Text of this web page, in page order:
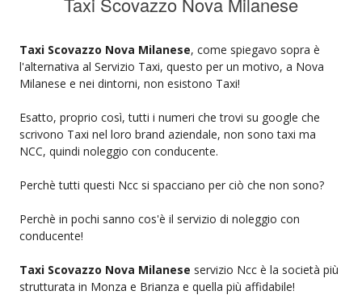
Taxi Scovazzo Nova Milanese, come spiegavo sopra è
l'alternativa al Servizio Taxi, questo per un motivo, a Nova
Milanese e nei dintorni, non esistono Taxi!
Esatto, proprio così, tutti i numeri che trovi su google che
scrivono Taxi nel loro brand aziendale, non sono taxi ma
NCC, quindi noleggio con conducente.
Perchè tutti questi Ncc si spacciano per ciò che non sono?
Perchè in pochi sanno cos'è il servizio di noleggio con
conducente!
Taxi Scovazzo Nova Milanese servizio Ncc è la società più
strutturata in Monza e Brianza e quella più affidabile!